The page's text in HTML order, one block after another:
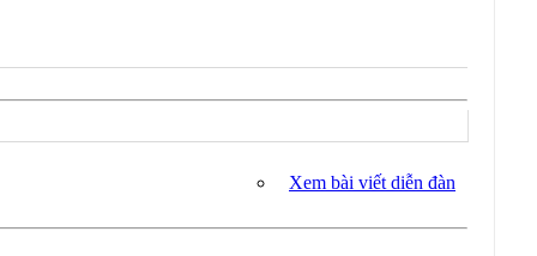
Xem bài viết diễn đàn